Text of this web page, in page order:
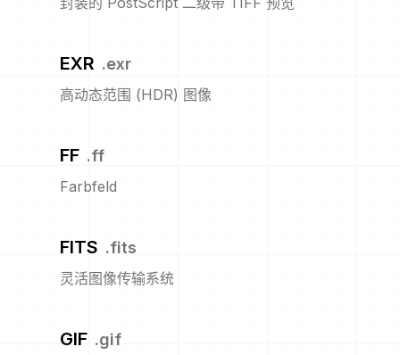
EXR .exr
高动态范围 (HDR) 图像
FF .ff
Farbfeld
FITS .fits
灵活图像传输系统
GIF .gif